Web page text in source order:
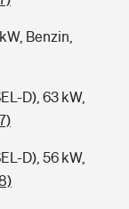
Benzin,
D), 63 kW,
D), 56 kW,